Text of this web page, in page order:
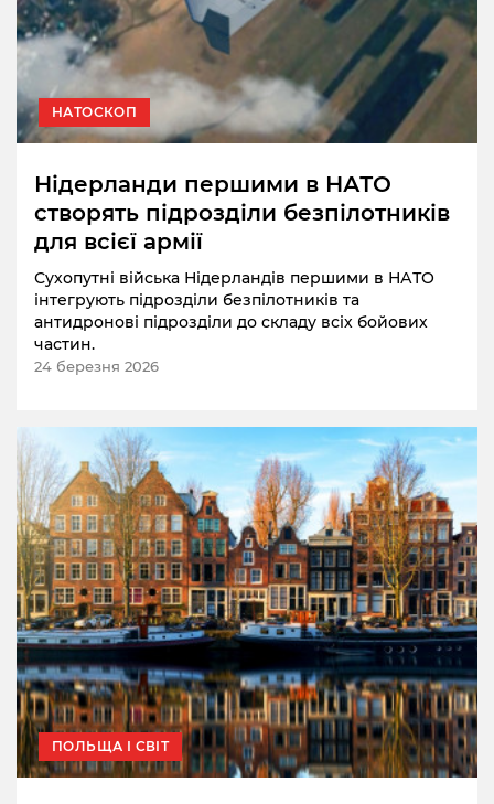
НАТОСКОП
Нідерланди першими в НАТО
створять підрозділи безпілотників
для всієї армії
Сухопутні війська Нідерландів першими в НАТО
інтегрують підрозділи безпілотників та
антидронові підрозділи до складу всіх бойових
частин.
24 березня 2026
ПОЛЬЩА І СВІТ